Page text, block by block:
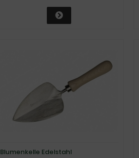
Blumenkelle Edelstahl